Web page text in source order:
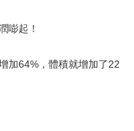
嘭起！
加64%，體積就增加了22